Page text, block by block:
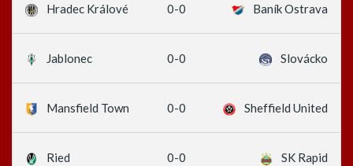
Hradec Králové 0-0 Baník Ostrava
Jablonec 0-0 Slovácko
Mansfield Town 0-0 Sheffield United
Ried 0-0 SK Rapid